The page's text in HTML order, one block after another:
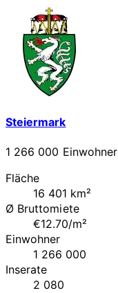
Steiermark
1 266 000 Einwohner
Fläche
16 401 km²
Ø Bruttomiete
€12.70/m²
Einwohner
1 266 000
Inserate
2 080